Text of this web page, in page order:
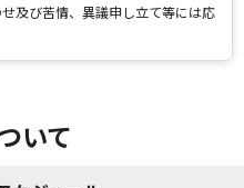
及び苦情、異議申し立て等には応
いて